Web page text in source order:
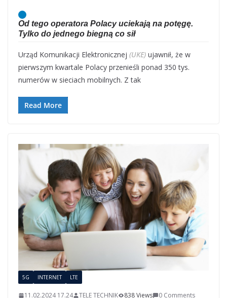
Od tego operatora Polacy uciekają na potęgę.
Tylko do jednego biegną co sił
Urząd Komunikacji Elektronicznej (UKE) ujawnił, że w
pierwszym kwartale Polacy przenieśli ponad 350 tys.
numerów w sieciach mobilnych. Z tak
Read More
5G INTERNET LTE
11.02.2024 17.24 TELE TECHNIK 838 Views
0 Comments